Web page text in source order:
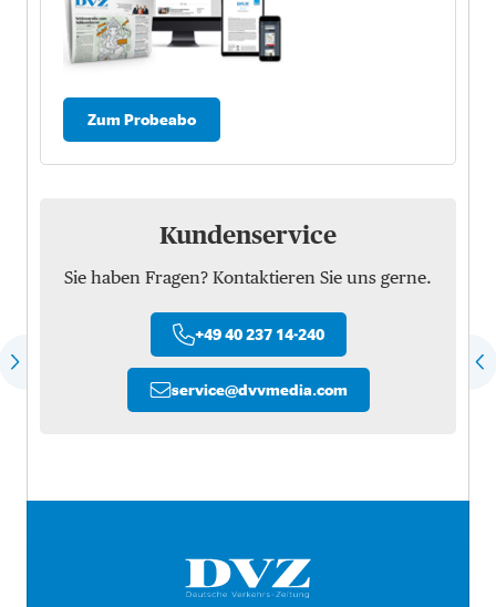
Zum Probeabo
Kundenservice
Sie haben Fragen? Kontaktieren Sie uns gerne.
+49 40 237 14-240
service@dvvmedia.com